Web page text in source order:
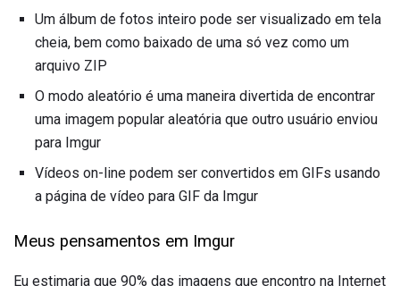
Um álbum de fotos inteiro pode ser visualizado em tela
cheia, bem como baixado de uma só vez como um
arquivo ZIP
O modo aleatório é uma maneira divertida de encontrar
uma imagem popular aleatória que outro usuário enviou
para Imgur
Vídeos on-line podem ser convertidos em GIFs usando
a página de vídeo para GIF da Imgur
Meus pensamentos em Imgur
Eu estimaria que 90% das imagens que encontro na Internet